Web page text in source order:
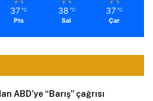
37 ℃
Pts
38 ℃
Sal
37 ℃
Çar
ABD’ye “Barış” çağrısı